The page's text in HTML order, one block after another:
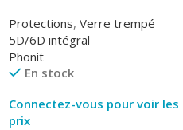
Protections, Verre trempé
5D/6D intégral
Phonit
En stock
Connectez-vous pour voir les
prix